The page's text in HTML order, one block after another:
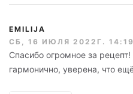
EMILIJA
СБ, 16 ИЮЛЯ 2022Г. 14:19
Спасибо огромное за
гармонично, уверена, что